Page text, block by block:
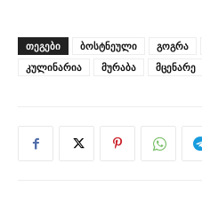
ᲗᲔᲒᲔᲑᲘ ბოსტნეული გოგრა
კულინარია
მურაბა მცენარე